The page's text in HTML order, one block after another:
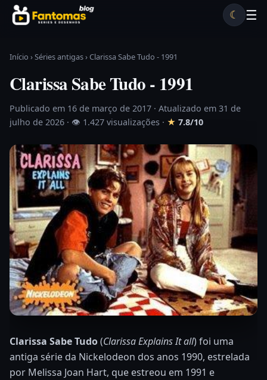
Pular para o conteúdo
☰
☾
Início ›Séries antigas›Clarissa Sabe Tudo - 1991
Clarissa Sabe Tudo - 1991
Publicado em 16 de março de 2017 · Atualizado em 31 de
julho de 2026 · 👁 1.427 visualizações · ★ 7.8/10
Clarissa Sabe Tudo(Clarissa Explains It all) foi uma
antiga série da Nickelodeon dos anos 1990, estrelada
por Melissa Joan Hart, que estreou em 1991 e